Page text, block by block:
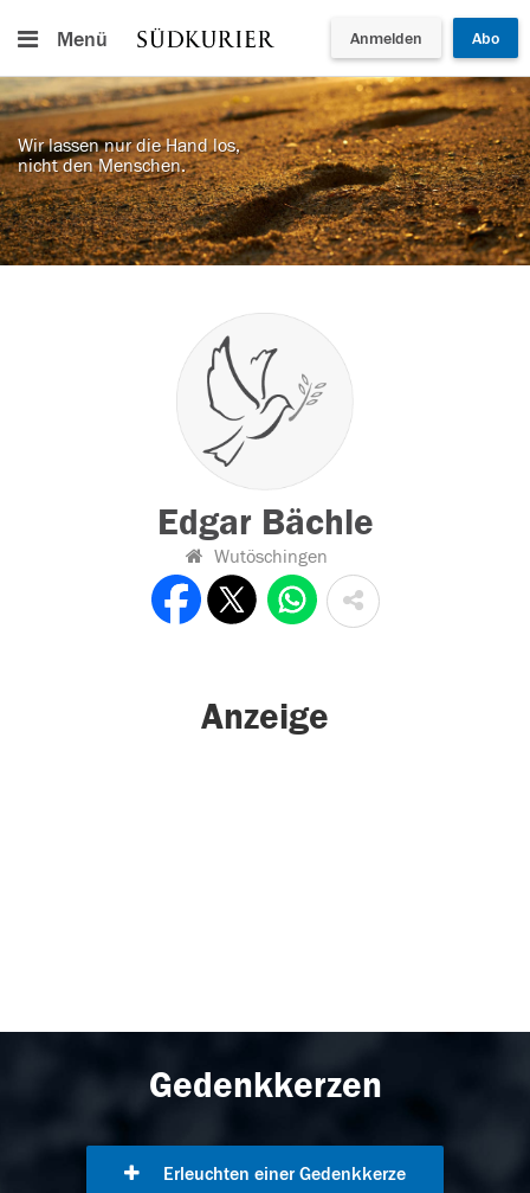
Menü Anmelden Abo
Wir lassen nur die Hand los,
nicht den Menschen.
Edgar Bächle
Wutöschingen
Anzeige
Gedenkkerzen
Erleuchten einer Gedenkkerze